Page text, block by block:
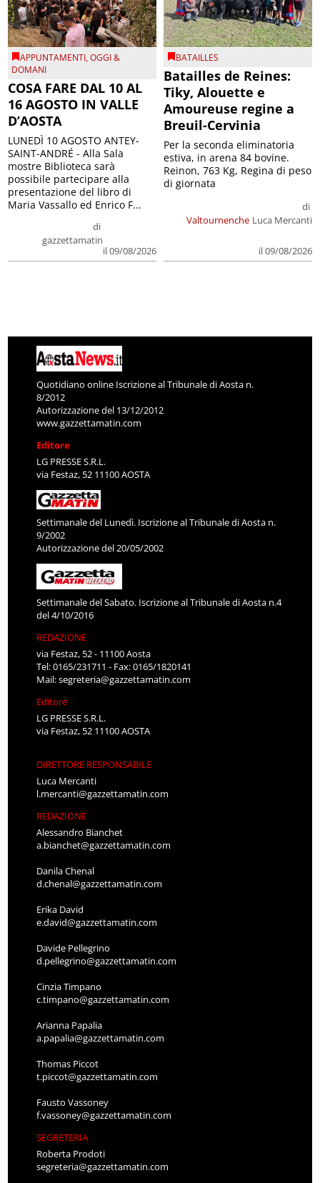
APPUNTAMENTI,OGGI &
DOMANI
COSA FARE DAL 10 AL
16 AGOSTO IN VALLE
D’AOSTA
di
gazzettamatin
il 09/08/2026
LUNEDÌ 10 AGOSTO ANTEY-
SAINT-ANDRÉ - Alla Sala
mostre Biblioteca sarà
possibile partecipare alla
presentazione del libro di
Maria Vassallo ed Enrico F...
BATAILLES
Batailles de Reines:
Tiky, Alouette e
Amoureuse regine a
Breuil-Cervinia
Valtournenche
di
Luca Mercanti
il 09/08/2026
Per la seconda eliminatoria
estiva, in arena 84 bovine.
Reinon, 763 Kg, Regina di peso
di giornata
Quotidiano online Iscrizione al Tribunale di Aosta n.
8/2012
Autorizzazione del 13/12/2012
www.gazzettamatin.com
Editore
LG PRESSE S.R.L.
via Festaz, 52 11100 AOSTA
Settimanale del Lunedì. Iscrizione al Tribunale di Aosta n.
9/2002
Autorizzazione del 20/05/2002
Settimanale del Sabato. Iscrizione al Tribunale di Aosta n.4
del 4/10/2016
REDAZIONE
via Festaz, 52 - 11100 Aosta
Tel: 0165/231711 - Fax: 0165/1820141
Mail:segreteria@gazzettamatin.com
Editore
LG PRESSE S.R.L.
via Festaz, 52 11100 AOSTA
DIRETTORE RESPONSABILE
Luca Mercanti
l.mercanti@gazzettamatin.com
REDAZIONE
Alessandro Bianchet
a.bianchet@gazzettamatin.com
Danila Chenal
d.chenal@gazzettamatin.com
Erika David
e.david@gazzettamatin.com
Davide Pellegrino
d.pellegrino@gazzettamatin.com
Cinzia Timpano
c.timpano@gazzettamatin.com
Arianna Papalia
a.papalia@gazzettamatin.com
Thomas Piccot
t.piccot@gazzettamatin.com
Fausto Vassoney
f.vassoney@gazzettamatin.com
SEGRETERIA
Roberta Prodoti
segreteria@gazzettamatin.com